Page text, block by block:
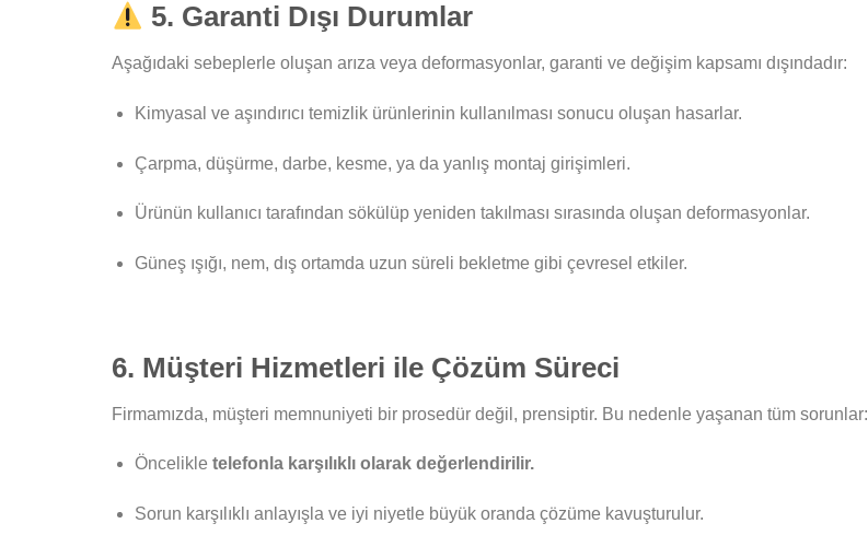
5. Garanti Dışı Durumlar
Aşağıdaki sebeplerle oluşan arıza veya deformasyonlar, garanti ve değişim kapsamı dışındadır:
Kimyasal ve aşındırıcı temizlik ürünlerinin kullanılması sonucu oluşan hasarlar.
Çarpma, düşürme, darbe, kesme, ya da yanlış montaj girişimleri.
Ürünün kullanıcı tarafından sökülüp yeniden takılması sırasında oluşan deformasyonlar.
Güneş ışığı, nem, dış ortamda uzun süreli bekletme gibi çevresel etkiler.
6. Müşteri Hizmetleri ile Çözüm Süreci
Firmamızda, müşteri memnuniyeti bir prosedür değil, prensiptir. Bu nedenle yaşanan tüm sorunlar:
Öncelikle telefonla karşılıklı olarak değerlendirilir.
Sorun karşılıklı anlayışla ve iyi niyetle büyük oranda çözüme kavuşturulur.